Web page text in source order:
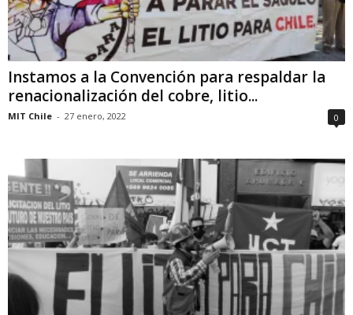
Instamos a la Convención para respaldar la
renacionalización del cobre, litio...
MIT Chile - 27 enero, 2022 0